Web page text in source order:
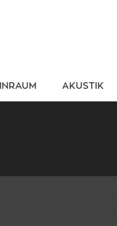
AKUSTIK